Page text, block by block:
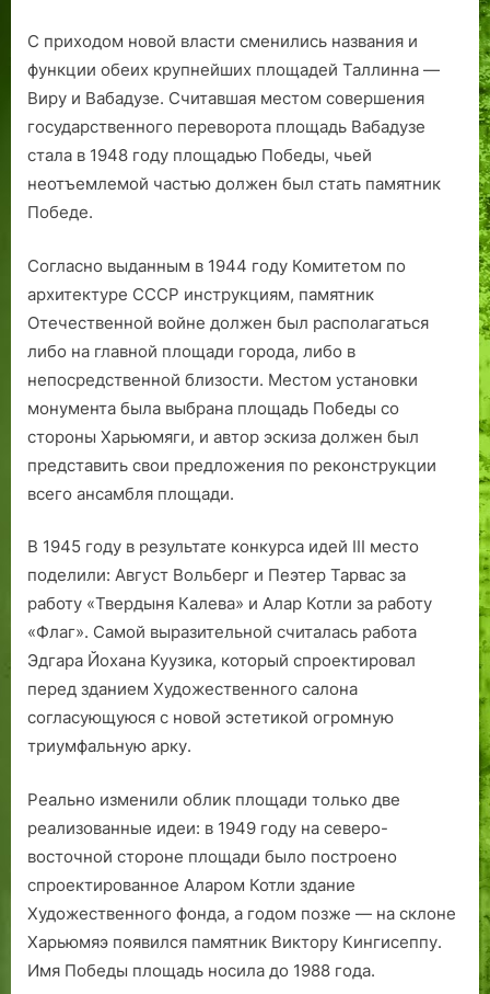
С приходом новой власти сменились названия и
функции обеих крупнейших площадей Таллинна —
Виру и Вабадузе. Считавшая местом совершения
государственного переворота площадь Вабадузе
стала в 1948 году площадью Победы, чьей
неотъемлемой частью должен был стать памятник
Победе.
Согласно выданным в 1944 году Комитетом по
архитектуре СССР инструкциям, памятник
Отечественной войне должен был располагаться
либо на главной площади города, либо в
непосредственной близости. Местом установки
монумента была выбрана площадь Победы со
стороны Харьюмяги, и автор эскиза должен был
представить свои предложения по реконструкции
всего ансамб­ля площади.
В 1945 году в результате конкурса идей III место
поделили: Август Вольберг и Пеэтер Тарвас за
работу «Твердыня Калева» и Алар Котли за работу
«Флаг». Самой выразительной считалась работа
Эдгара Йохана Куузика, который спроектировал
перед зданием Художественного салона
согласующуюся с новой эстетикой огромную
триумфальную арку.
Реально изменили облик площади только две
реализованные идеи: в 1949 году на северо-
восточной стороне площади было построено
спроектированное Аларом Котли здание
Художественного фонда, а годом позже — на склоне
Харьюмяэ появился памятник Виктору Кингисеппу.
Имя Победы площадь носила до 1988 года.